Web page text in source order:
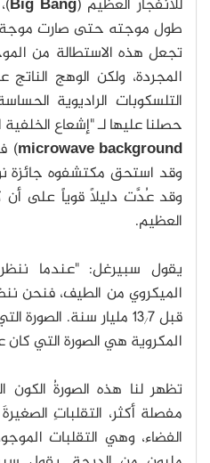
للانفجار العظيم (Big Bang
طول موجته حتى صارت
تجعل هذه الاستطالة من
المجردة، ولكن الوهج
التلسكوبات الراديوية
حصلنا عليها لـ "إشعاع
microwave background
)
وقد عُدَّت دليلاً قوياً على أن
العظيم.
يقول سبيرغل: "عندما
الميكروي من الطيف، فنحن
قبل 13٫7 مليار سنة.
المكروية هي الصورة التي كان
تظهر لنا هذه الصورةُ الكون
مفصلة أكثر، التقلباتِ
الفضاء، وهي التقلبات